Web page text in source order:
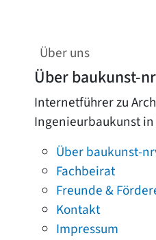
Über uns
Über baukunst-
Internetführer zu
Ingenieurbaukunst in
Über baukunst-
Fachbeirat
Freunde &
Kontakt
Impressum